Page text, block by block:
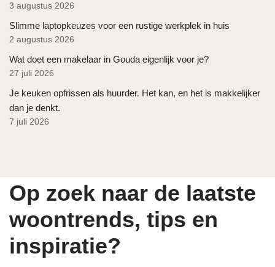
3 augustus 2026
Slimme laptopkeuzes voor een rustige werkplek in huis
2 augustus 2026
Wat doet een makelaar in Gouda eigenlijk voor je?
27 juli 2026
Je keuken opfrissen als huurder. Het kan, en het is makkelijker
dan je denkt.
7 juli 2026
Op zoek naar de laatste
woontrends, tips en
inspiratie?